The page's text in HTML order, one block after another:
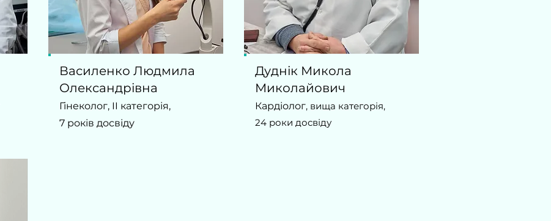
Василенко Людмила
Олександрівна
Гінеколог, II категорія,
7 років досвіду
Дуднік Микола
Миколайович
Кардіолог, вища категорія,
24 роки досвіду